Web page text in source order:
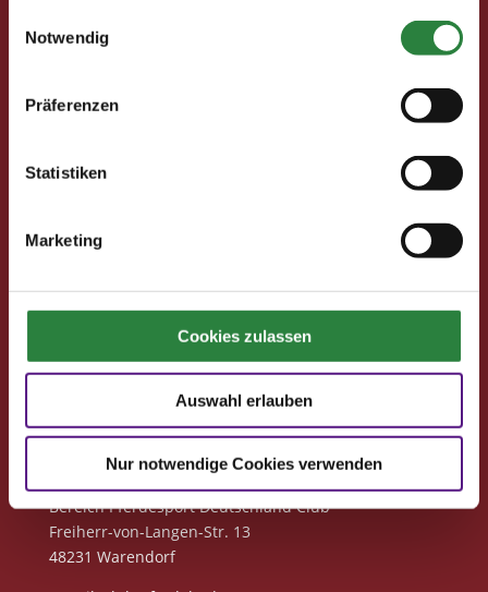
Notwendig
Präferenzen
Statistiken
Marketing
Cookies zulassen
Auswahl erlauben
Nur notwendige Cookies verwenden
Ihre Vorteile als Mitglied im Pferdesport Deutschland
Freunde werben
Reisen
Kontakt
Bereich Pferdesport Deutschland Club
Freiherr-von-Langen-Str. 13
48231 Warendorf